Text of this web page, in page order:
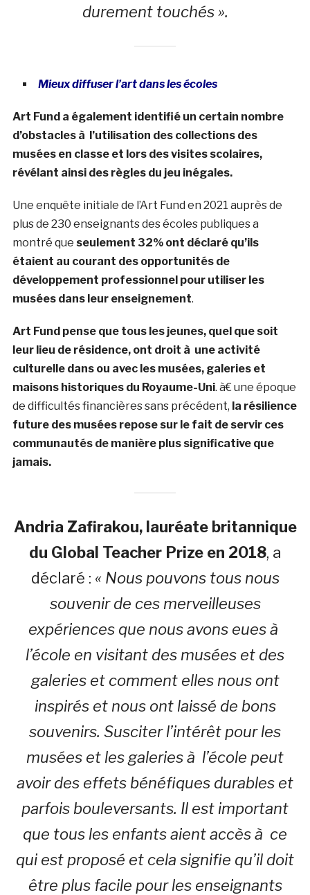
durement touchés ».
Mieux diffuser l’art dans les écoles
Art Fund a également identifié un certain nombre
d’obstacles à l’utilisation des collections des
musées en classe et lors des visites scolaires,
révélant ainsi des règles du jeu inégales.
Une enquête initiale de l’Art Fund en 2021 auprès de
plus de 230 enseignants des écoles publiques a
montré que seulement 32% ont déclaré qu’ils
étaient au courant des opportunités de
développement professionnel pour utiliser les
musées dans leur enseignement.
Art Fund pense que tous les jeunes, quel que soit
leur lieu de résidence, ont droit à une activité
culturelle dans ou avec les musées, galeries et
maisons historiques du Royaume-Uni. à€ une époque
de difficultés financières sans précédent, la résilience
future des musées repose sur le fait de servir ces
communautés de manière plus significative que
jamais.
Andria Zafirakou, lauréate britannique
du Global Teacher Prize en 2018, a
déclaré : « Nous pouvons tous nous
souvenir de ces merveilleuses
expériences que nous avons eues à
l’école en visitant des musées et des
galeries et comment elles nous ont
inspirés et nous ont laissé de bons
souvenirs. Susciter l’intérêt pour les
musées et les galeries à l’école peut
avoir des effets bénéfiques durables et
parfois bouleversants. Il est important
que tous les enfants aient accès à ce
qui est proposé et cela signifie qu’il doit
être plus facile pour les enseignants